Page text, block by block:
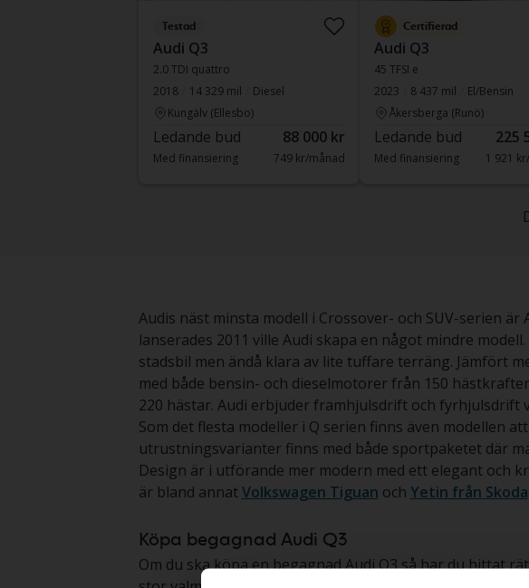
Testad
Audi Q3
2.0 TDI quattro
2018
14 329 mil
Diesel
Kungälv (Ellesbo)
Ledande bud 88 000 kr
Med finansiering 749 kr/månad
Certifierad
Audi Q3
45 TFSI e
2023
8 437 mil
El/Bensin
Åkersberga (Runö)
Ledande bud 225
Med finansiering 1 921
Audis näst minsta modell i Crossover- och SUV-serien
lanserades 2011 ville Audi skapa en något mindre
stadsbil men ändå klara av lite tuffare terräng. Jämfört
med både bensin- och dieselmotorer från 150
220 hästar. Audi erbjuder framhjulsdrift och
Som det flesta modeller i Q serien finns även modellen
utrustningsvarianter finns med både sportpaketet där
Design är i utförande mer modern med ett elegant och
är bland annatVolkswagen Tiguan och Yetin från Skoda
Köpa begagnad Audi Q3
Om du ska köpa en begagnad Audi Q3 så har du hittat